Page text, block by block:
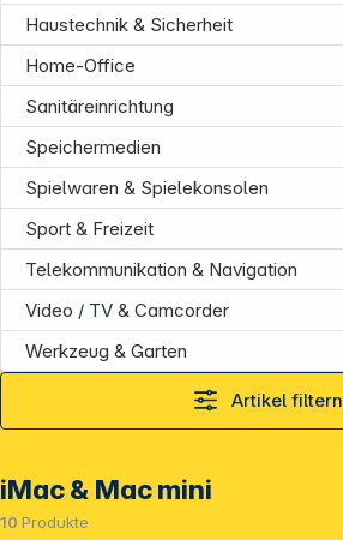
Haustechnik & Sicherheit
Home-Office
Sanitäreinrichtung
Speichermedien
Spielwaren & Spielekonsolen
Sport & Freizeit
Telekommunikation & Navigation
Video / TV & Camcorder
Werkzeug & Garten
Artikel filtern
iMac & Mac mini
10 Produkte
Service